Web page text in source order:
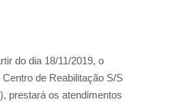
do dia 18/11/2019, o
de Reabilitação S/S
prestará os atendimentos